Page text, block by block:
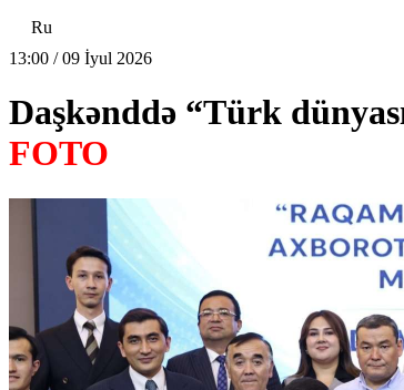
Ru
13:00 / 09 İyul 2026
Daşkənddə “Türk
FOTO